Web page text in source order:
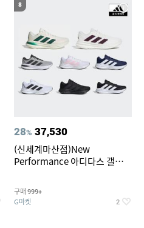
8
28% 37,530
(신세계마산점)New
Performance 아디다스 갤럭시
구매 999+
G마켓 2